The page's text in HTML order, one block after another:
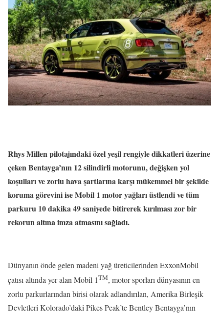
Rhys Millen pilotajındaki özel yeşil rengiyle dikkatleri üzerine
çeken Bentayga’nın 12 silindirli motorunu, değişken yol
koşulları ve zorlu hava şartlarına karşı mükemmel bir şekilde
koruma görevini ise Mobil 1 motor yağları üstlendi ve tüm
parkuru 10 dakika 49 saniyede bitirerek kırılması zor bir
rekorun altına imza atmasını sağladı.
Dünyanın önde gelen madeni yağ üreticilerinden ExxonMobil
çatısı altında yer alan Mobil 1TM, motor sporları dünyasının en
zorlu parkurlarından birisi olarak adlandırılan, Amerika Birleşik
Devletleri Kolorado’daki Pikes Peak’te Bentley Bentayga’nın